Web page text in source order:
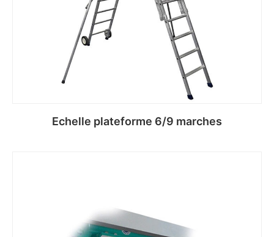
Echelle plateforme 6/9 marches